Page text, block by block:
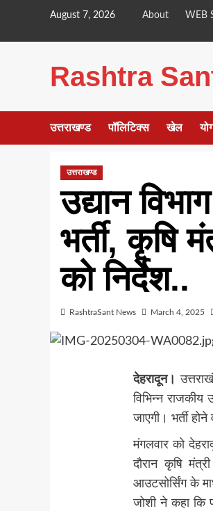
content
August 7, 2026 About WEB
Rashtra
उत्तराखण्ड पॉलिटिक्स खेल
उत्तराखण्ड
उद्यान
भर्ती, कृषि
को निर्देश..
RashtraSant News March 4, 2025
देहरादून।
विभिन्न
जाएगी। भर्ती
मंगलवार को
दौरान कृषि
आउटसोर्सिंग के
जोशी ने कहा कि